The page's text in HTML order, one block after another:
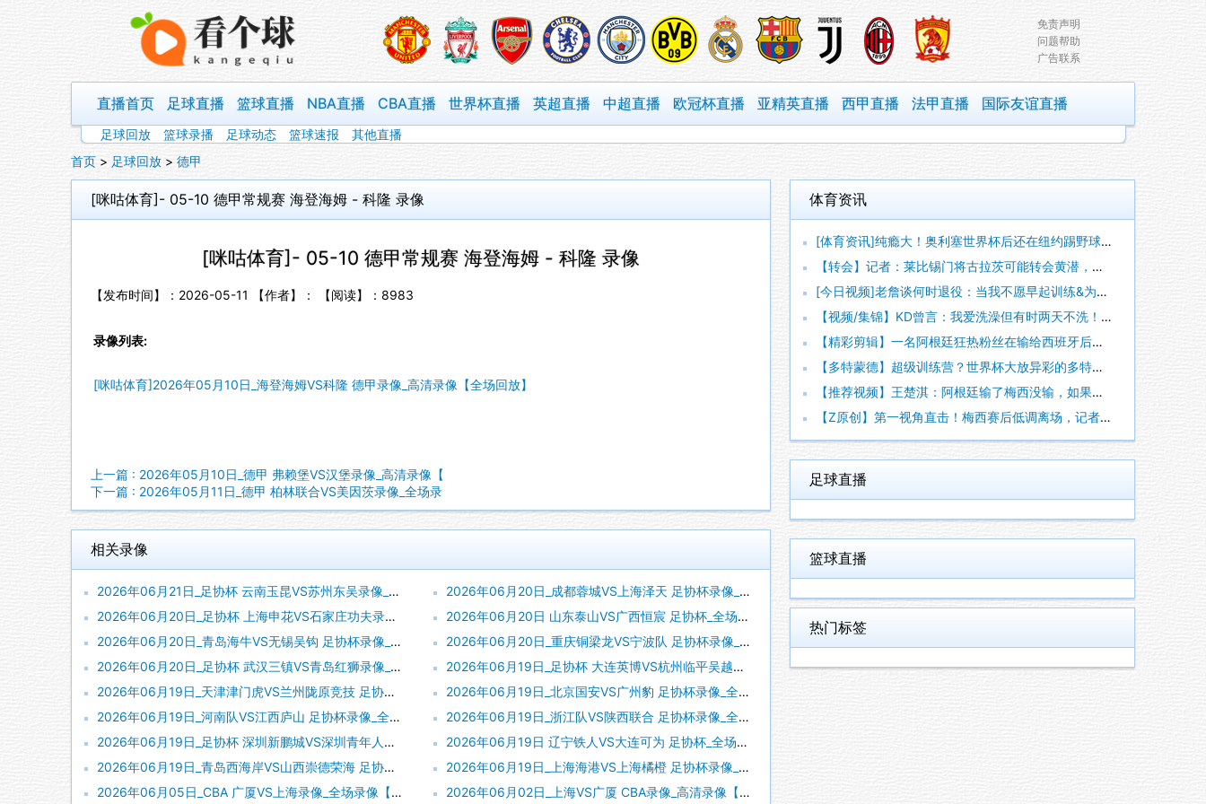
免责声明
问题帮助
广告联系
直播首页 足球直播 篮球直播 NBA直播 CBA直播 世界杯直播 英超直播 中超直播 欧冠杯直播 亚精英直播 西甲直播 法甲直播 国际友谊直播
足球回放 篮球录播 足球动态 篮球速报
其他直播
首页 > 足球回放 > 德甲
[咪咕体育]- 05-10 德甲常规赛 海登海姆 - 科隆 录像
[咪咕体育]- 05-10 德甲常规赛 海登海姆 - 科隆 录像
【发布时间】：2026-05-11 【作者】： 【阅读】： 8983
录像列表:
[咪咕体育]2026年05月10日_海登海姆VS科隆 德甲录像_高清录像【全场回放】
上一篇 : 2026年05月10日_德甲 弗赖堡VS汉堡录像_高清录像【
下一篇 : 2026年05月11日_德甲 柏林联合VS美因茨录像_全场录
相关录像
2026年06月21日_足协杯 云南玉昆VS苏州东吴录像_全场录像【视频集锦】
2026年06月20日_成都蓉城VS上海泽天 足协杯录像_全场录像【高清回放】
2026年06月20日_足协杯 上海申花VS石家庄功夫录像_全场录像【高清回放】
2026年06月20日 山东泰山VS广西恒宸 足协杯_全场录像【视频集锦】
2026年06月20日_青岛海牛VS无锡吴钩 足协杯录像_高清录像【全场回放】
2026年06月20日_重庆铜梁龙VS宁波队 足协杯录像_全场录像【视频集锦】
2026年06月20日_足协杯 武汉三镇VS青岛红狮录像_全场录像【全场回放】
2026年06月19日_足协杯 大连英博VS杭州临平吴越录像_全场录像【视频集锦】
2026年06月19日_天津津门虎VS兰州陇原竞技 足协杯录像_全场录像【全场回放】
2026年06月19日_北京国安VS广州豹 足协杯录像_全场录像【视频集锦】
2026年06月19日_河南队VS江西庐山 足协杯录像_全场录像【视频集锦】
2026年06月19日_浙江队VS陕西联合 足协杯录像_全场录像【视频集锦】
2026年06月19日_足协杯 深圳新鹏城VS深圳青年人录像_全场录像【全场回放】
2026年06月19日 辽宁铁人VS大连可为 足协杯_全场录像【视频集锦】
2026年06月19日_青岛西海岸VS山西崇德荣海 足协杯录像_高清录像【全场回放】
2026年06月19日_上海海港VS上海橘橙 足协杯录像_高清录像【全场回放】
2026年06月05日_CBA 广厦VS上海录像_全场录像【高清回放】
2026年06月02日_上海VS广厦 CBA录像_高清录像【全场回放】
体育资讯
[体育资讯]纯瘾大！奥利塞世界杯后还在纽约踢野球 踩单车被断
【转会】记者：莱比锡门将古拉茨可能转会黄潜，球队有意买奥尔特
[今日视频]老詹谈何时退役：当我不愿早起训练&为篮球付出时，
【视频/集锦】KD曾言：我爱洗澡但有时两天不洗！就喜欢脏一点
【精彩剪辑】一名阿根廷狂热粉丝在输给西班牙后，将电视从阳台上
【多特蒙德】超级训练营？世界杯大放异彩的多特出品球员！
【推荐视频】王楚淇：阿根廷输了梅西没输，如果没有梅西这阿根廷
【Z原创】第一视角直击！梅西赛后低调离场，记者激动得连话都说
足球直播
篮球直播
热门标签